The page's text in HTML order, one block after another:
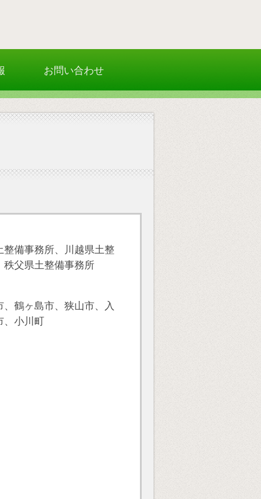
お問い合わせ
備事務所、川越県土整
父県土整備事務所
鶴ヶ島市、狭山市、入
、小川町